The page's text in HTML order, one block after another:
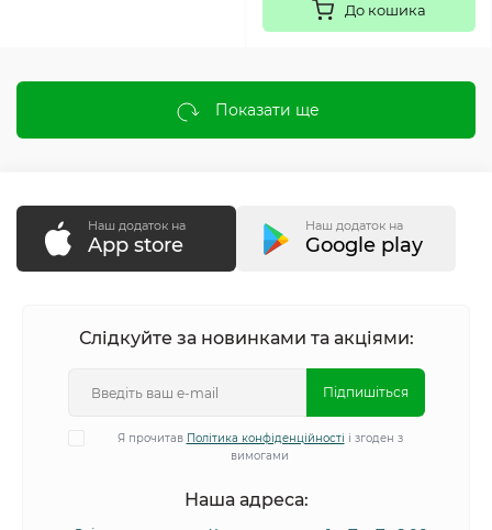
До кошика
Показати ще
Наш додаток на
App store
Наш додаток на
Google play
Слідкуйте за новинками та акціями:
Підпишіться
Я прочитав Політика конфіденційності і згоден з
вимогами
Наша адреса: